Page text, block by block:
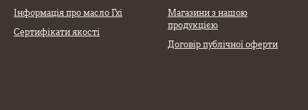
Інформація про масло Гхі
Сертифікати якості
Магазини з нашою
продукцією
Договір публічної оферти